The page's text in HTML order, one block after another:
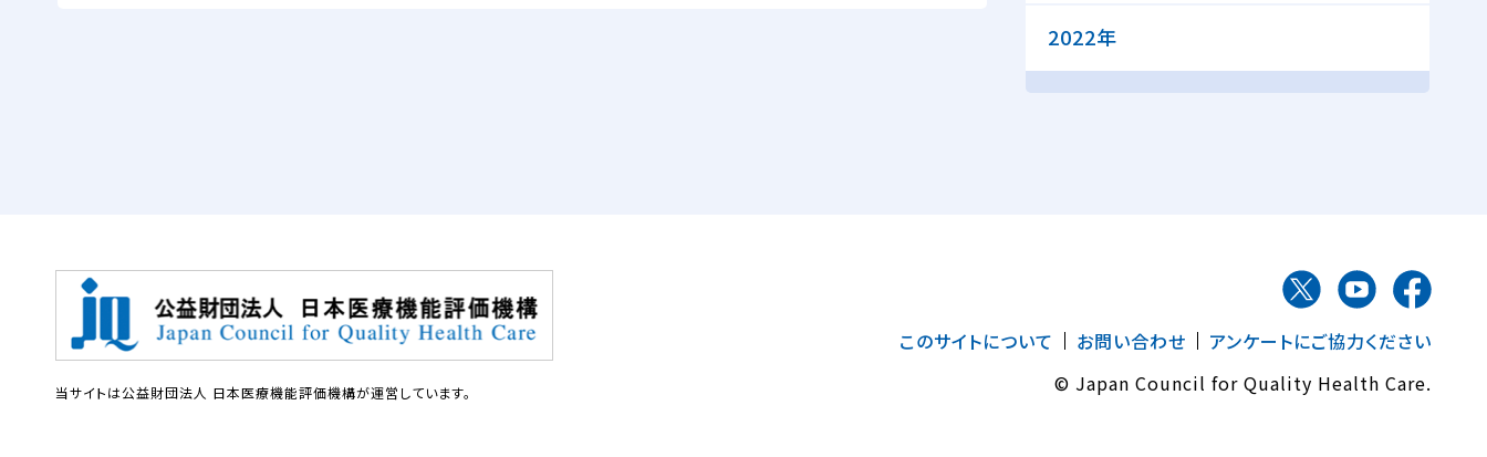
2022年
当サイトは公益財団法人 日本医療機能評価機構が運営しています。
このサイトについて お問い合わせ
アンケートにご協力ください
© Japan Council for Quality Health Care.